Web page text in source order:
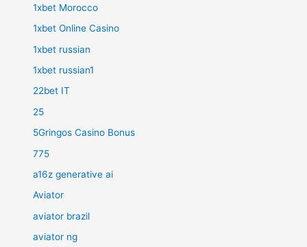
1xbet Morocco
1xbet Online Casino
1xbet russian
1xbet russian1
22bet IT
25
5Gringos Casino Bonus
775
a16z generative ai
Aviator
aviator brazil
aviator ng